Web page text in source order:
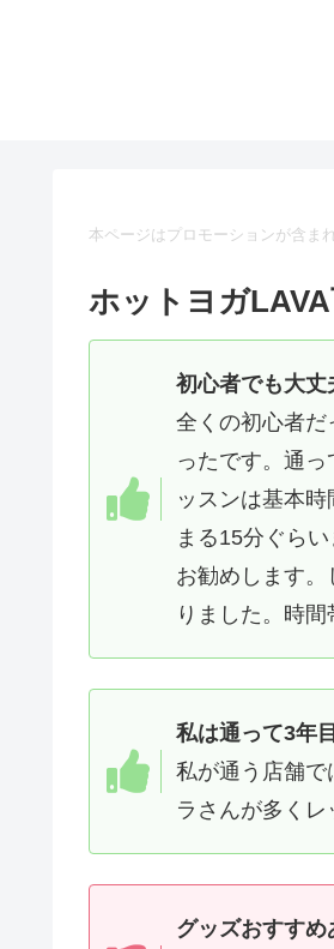
本ページはプロモーションが含ま
ホットヨガ
初心者でも大丈
全くの初心者
ったです。通
ッスンは基本
まる15分ぐら
お勧めします
りました。時
私は通って3年
私が通う店舗で
ラさんが多く
グッズおすすめ